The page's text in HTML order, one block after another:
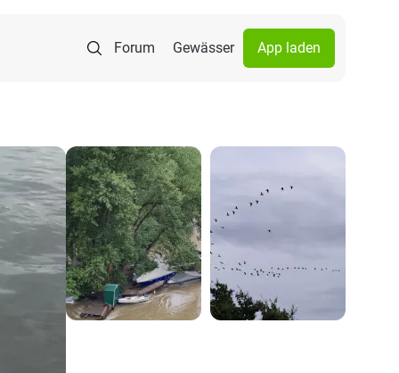
Forum Gewässer App laden